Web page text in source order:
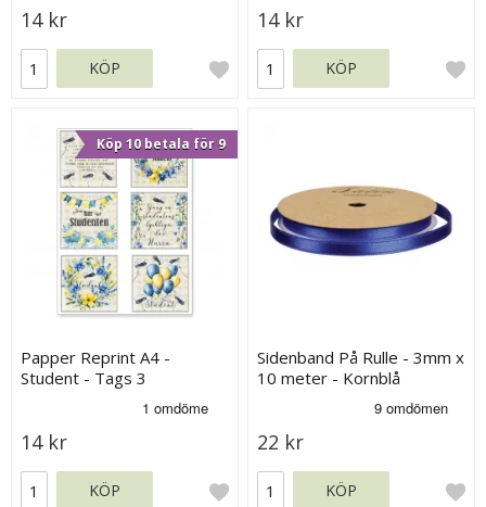
14 kr
KÖP
14 kr
KÖP
Köp 10 betala för 9
Papper Reprint A4 -
Student - Tags 3
14 kr
KÖP
Sidenband På Rulle - 3mm x
10 meter - Kornblå
22 kr
KÖP